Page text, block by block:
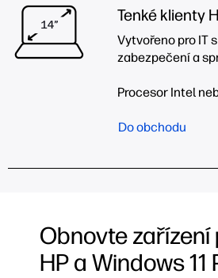
Tenké klienty
Vytvořeno pro IT
zabezpečení a
Procesor Intel
Do obchodu
Obnovte
HP a Windows 11